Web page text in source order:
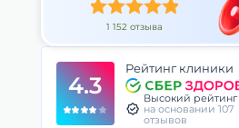
1 152 отзыва
4.3
Рейтинг клиники
Высокий рейтинг
на основании 107
отзывов